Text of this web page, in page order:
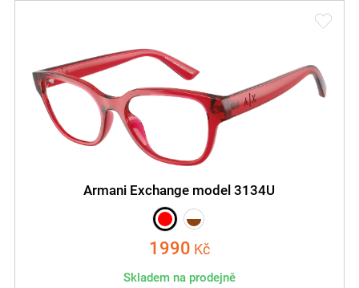
Armani Exchange model 3134U
1990 Kč
Skladem na prodejně